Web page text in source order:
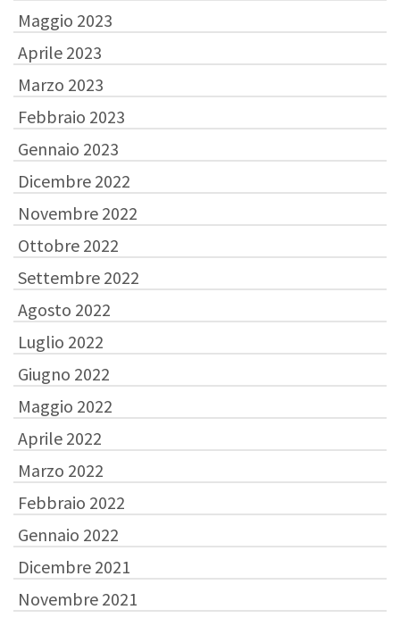
Maggio 2023
Aprile 2023
Marzo 2023
Febbraio 2023
Gennaio 2023
Dicembre 2022
Novembre 2022
Ottobre 2022
Settembre 2022
Agosto 2022
Luglio 2022
Giugno 2022
Maggio 2022
Aprile 2022
Marzo 2022
Febbraio 2022
Gennaio 2022
Dicembre 2021
Novembre 2021